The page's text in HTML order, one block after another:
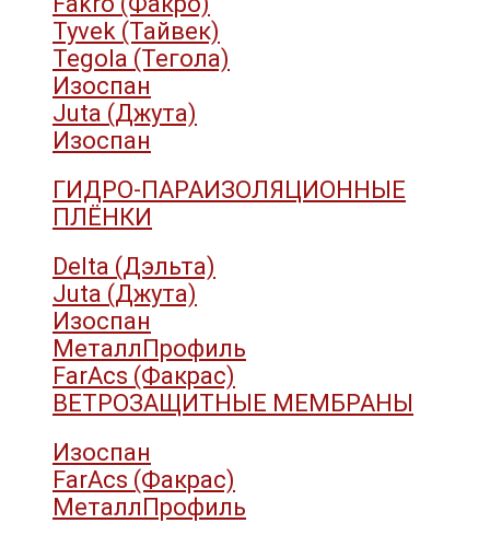
Tyvek (Тайвек)
Tegola (Тегола)
Изоспан
Juta (Джута)
Изоспан
ГИДРО-ПАРАИЗОЛЯЦИОННЫЕ
ПЛЁНКИ
Delta (Дэльта)
Juta (Джута)
Изоспан
МеталлПрофиль
FarAcs (Факрас)
ВЕТРОЗАЩИТНЫЕ МЕМБРАНЫ
Изоспан
FarAcs (Факрас)
МеталлПрофиль